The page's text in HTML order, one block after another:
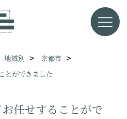
地域別
京都市
とができました
任せすることがで